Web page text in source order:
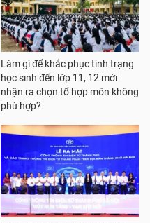
Làm gì để khắc phục tình trạng
học sinh đến lớp 11, 12 mới
nhận ra chọn tổ hợp môn không
phù hợp?